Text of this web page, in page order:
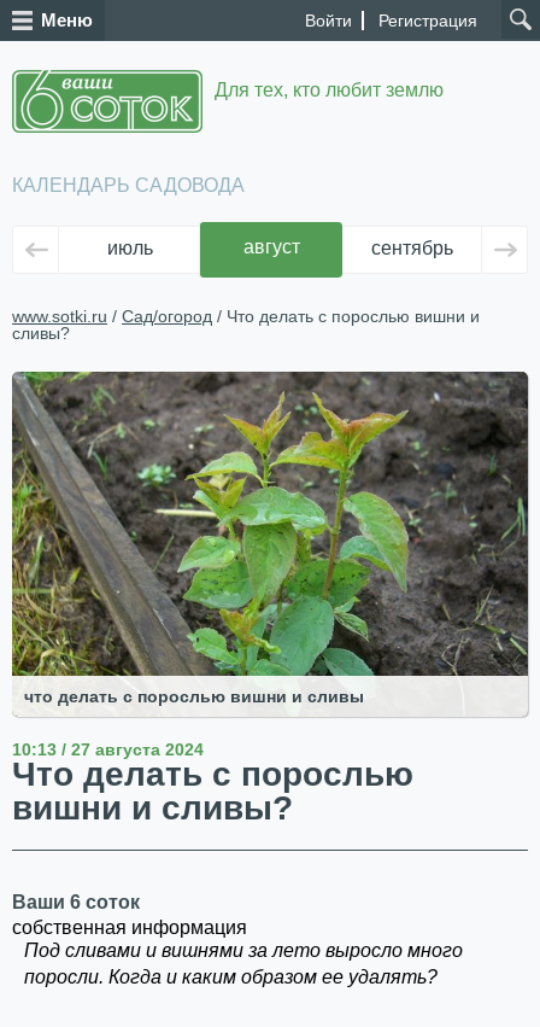
Войти Регистрация
Меню
Для тех, кто любит землю
КАЛЕНДАРЬ САДОВОДА
июль август сентябрь
www.sotki.ru / Сад/огород / Что делать с порослью вишни и
сливы?
что делать с порослью вишни и сливы
10:13 / 27 августа 2024
Что делать с порослью
вишни и сливы?
Ваши 6 соток
собственная информация
Под сливами и вишнями за лето выросло много
поросли. Когда и каким образом ее удалять?